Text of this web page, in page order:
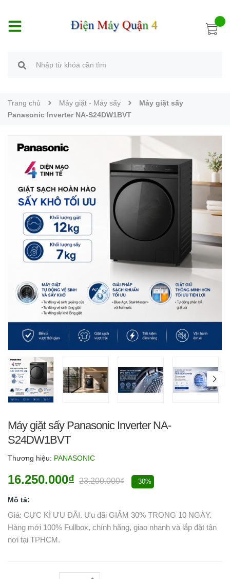
Trang chủ Máy giặt - Máy sấy
Máy giặt sấy
Panasonic Inverter NA-S24DW1BVT
Máy giặt sấy Panasonic Inverter NA-
S24DW1BVT
Thương hiệu: PANASONIC
16.250.000₫ 23.200.000₫ - 30%
Mô tả:
Giá: CỰC KÌ ƯU ĐÃI. Ưu đãi GIẢM 30% TRONG 10 NGÀY.
Hàng mới 100% Fullbox, chính hãng, giao nhanh và lắp đặt tận
nơi tại TPHCM.